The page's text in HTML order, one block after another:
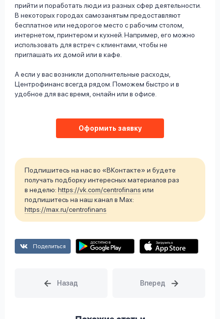
прийти и поработать люди из разных сфер деятельности.
В некоторых городах самозанятым предоставляют
бесплатное или недорогое место с рабочим столом,
интернетом, принтером и кухней. Например, его можно
использовать для встреч с клиентами, чтобы не
приглашать их домой или в кафе.
А если у вас возникли дополнительные расходы,
Центрофинанс всегда рядом. Поможем быстро и в
удобное для вас время, онлайн или в офисе.
Оформить заявку
Подпишитесь на нас во «ВКонтакте» и будете
получать подборку интересных материалов раз
в неделю: https://vk.com/centrofinans или
подпишитесь на наш канал в Max:
https://max.ru/centrofinans
Поделиться